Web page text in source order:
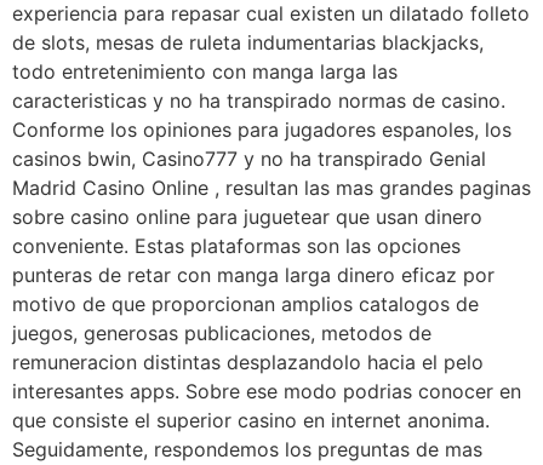
experiencia para repasar cual existen un dilatado folleto
de slots, mesas de ruleta indumentarias blackjacks,
todo entretenimiento con manga larga las
caracteristicas y no ha transpirado normas de casino.
Conforme los opiniones para jugadores espanoles, los
casinos bwin, Casino777 y no ha transpirado Genial
Madrid Casino Online , resultan las mas grandes paginas
sobre casino online para juguetear que usan dinero
conveniente. Estas plataformas son las opciones
punteras de retar con manga larga dinero eficaz por
motivo de que proporcionan amplios catalogos de
juegos, generosas publicaciones, metodos de
remuneracion distintas desplazandolo hacia el pelo
interesantes apps. Sobre ese modo podrias conocer en
que consiste el superior casino en internet anonima.
Seguidamente, respondemos los preguntas de mas